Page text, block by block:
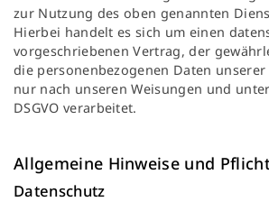
zur Nutzung des oben genannten
Hierbei handelt es sich um einen
vorgeschriebenen Vertrag, der
die personenbezogenen Daten
nur nach unseren Weisungen und
DSGVO verarbeitet.
Allgemeine Hinweise und
Datenschutz